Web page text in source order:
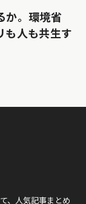
か。環境省
も人も共生す
、人気記事まとめ